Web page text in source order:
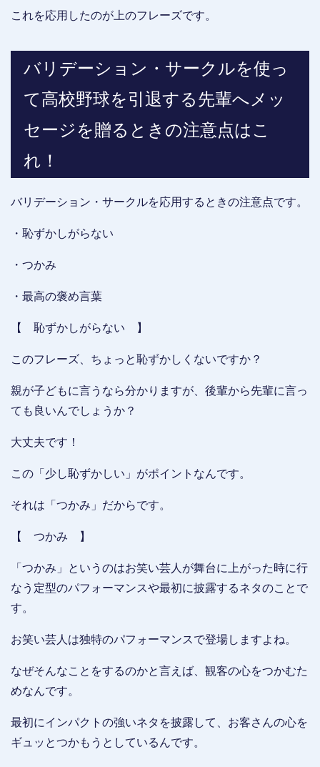
これを応用したのが上のフレーズです。
バリデーション・サークルを使っ
て高校野球を引退する先輩へメッ
セージを贈るときの注意点はこ
れ！
バリデーション・サークルを応用するときの注意点です。
・恥ずかしがらない
・つかみ
・最高の褒め言葉
【 恥ずかしがらない 】
このフレーズ、ちょっと恥ずかしくないですか？
親が子どもに言うなら分かりますが、後輩から先輩に言っ
ても良いんでしょうか？
大丈夫です！
この「少し恥ずかしい」がポイントなんです。
それは「つかみ」だからです。
【 つかみ 】
「つかみ」というのはお笑い芸人が舞台に上がった時に行
なう定型のパフォーマンスや最初に披露するネタのことで
す。
お笑い芸人は独特のパフォーマンスで登場しますよね。
なぜそんなことをするのかと言えば、観客の心をつかむた
めなんです。
最初にインパクトの強いネタを披露して、お客さんの心を
ギュッとつかもうとしているんです。